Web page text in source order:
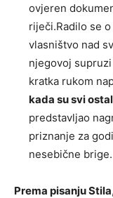
ovjeren
riječi.Radilo se
vlasništvo nad
njegovoj
kratka rukom
kada su svi
predstavljao
priznanje za
nesebične brige.
Prema pisanju Stila